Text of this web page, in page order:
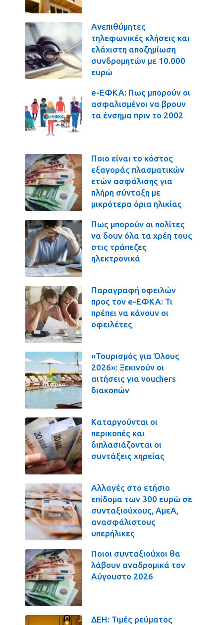
Ανεπιθύμητες
τηλεφωνικές κλήσεις και
ελάχιστη αποζημίωση
συνδρομητών με 10.000
ευρώ
e-ΕΦΚΑ: Πως μπορούν οι
ασφαλισμένοι να βρουν
τα ένσημα πριν το 2002
Ποιο είναι το κόστος
εξαγοράς πλασματικών
ετών ασφάλισης για
πλήρη σύνταξη με
μικρότερα όρια ηλικίας
Πως μπορούν οι πολίτες
να δουν όλα τα χρέη τους
στις τράπεζες
ηλεκτρονικά
Παραγραφή οφειλών
προς τον e-ΕΦΚΑ: Τι
πρέπει να κάνουν οι
οφειλέτες
«Τουρισμός για Όλους
2026»: Ξεκινούν οι
αιτήσεις για vouchers
διακοπών
Καταργούνται οι
περικοπές και
διπλασιάζονται οι
συντάξεις χηρείας
Αλλαγές στο ετήσιο
επίδομα των 300 ευρώ σε
συνταξιούχους, ΑμεΑ,
ανασφάλιστους
υπερήλικες
Ποιοι συνταξιούχοι θα
λάβουν αναδρομικά τον
Αύγουστο 2026
ΔΕΗ: Τιμές ρεύματος